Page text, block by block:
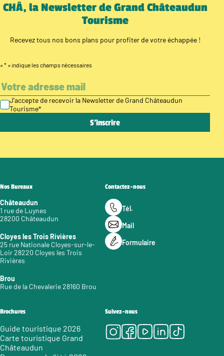
CHÂ, la Newsletter de Grand Châteaudun
Tourisme
Recevez tous nos bons plans pour profiter de votre échappée !
« * » indique les champs nécessaires
J’accepte de recevoir la Newsletter de Grand Châteaudun
Tourisme*
Nos Bureaux
Châteaudun
1 rue de Luynes
28200 Châteaudun
Cloyes les Trois Rivières
25 rue Nationale Cloyes-sur-le-
Loir 28220 Cloyes les Trois
Rivières
Brou
Rue de la Chevalerie 28160 Brou
Contactez-nous
Tél.
Mail
Formulaire
Brochures
Guide touristique 2026
Carte touristique Grand
Châteaudun
Suivez-nous
Instagram
Facebook
Youtube
LinkedIn
Tiktok